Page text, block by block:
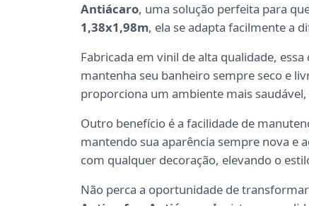
Antiácaro, uma solução perfeita para
1,38x1,98m, ela se adapta facilmente a
Fabricada em vinil de alta qualidade, essa
mantenha seu banheiro sempre seco e
proporciona um ambiente mais
Outro benefício é a facilidade de
mantendo sua aparência sempre nova e
com qualquer decoração, elevando o
Não perca a oportunidade de